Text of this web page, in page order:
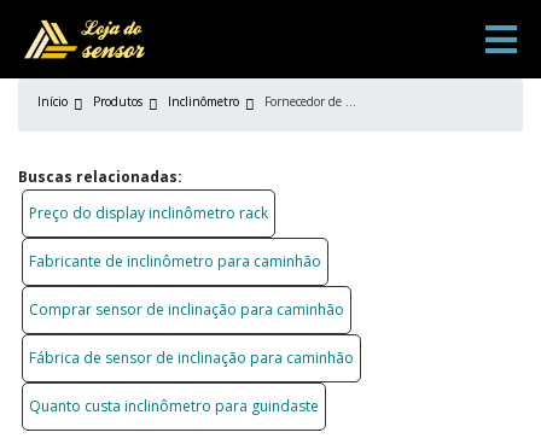
Início Produtos Inclinômetro Fornecedor de display inclinômetro rack
Buscas relacionadas:
Preço do display inclinômetro rack
Fabricante de inclinômetro para caminhão
Comprar sensor de inclinação para caminhão
Fábrica de sensor de inclinação para caminhão
Quanto custa inclinômetro para guindaste